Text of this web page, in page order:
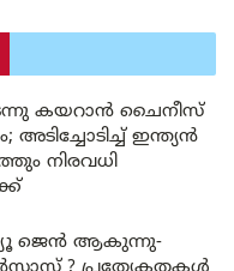
കയറാൻ ചൈനീസ്
ഇന്ത്യൻ
നിരവധി
ജെൻ ആകുന്നു-